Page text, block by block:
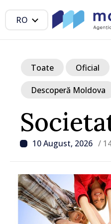
RO
10 August, 2026 /
Toate Oficial
Descoperă Moldova